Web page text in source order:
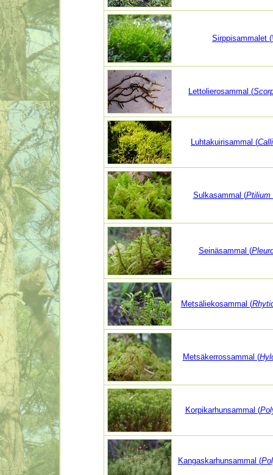
Sirppisammalet (
Lettolierosammal (
Luhtakuirisammal (
Sulkasammal (Ptilium
Seinäsammal (
Metsäliekosammal (
Metsäkerrossammal (
Korpikarhunsammal (
Kangaskarhunsammal (